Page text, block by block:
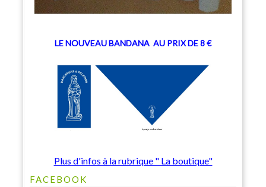
LE NOUVEAU BANDANA AU PRIX DE 8 €
Plus d'infos à la rubrique " La boutique"
FACEBOOK